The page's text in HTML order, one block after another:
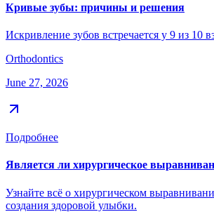
Кривые зубы: причины и решения
Искривление зубов встречается у 9 из
Orthodontics
June 27, 2026
Подробнее
Является ли хирургическое
Узнайте всё о хирургическом
создания здоровой улыбки.